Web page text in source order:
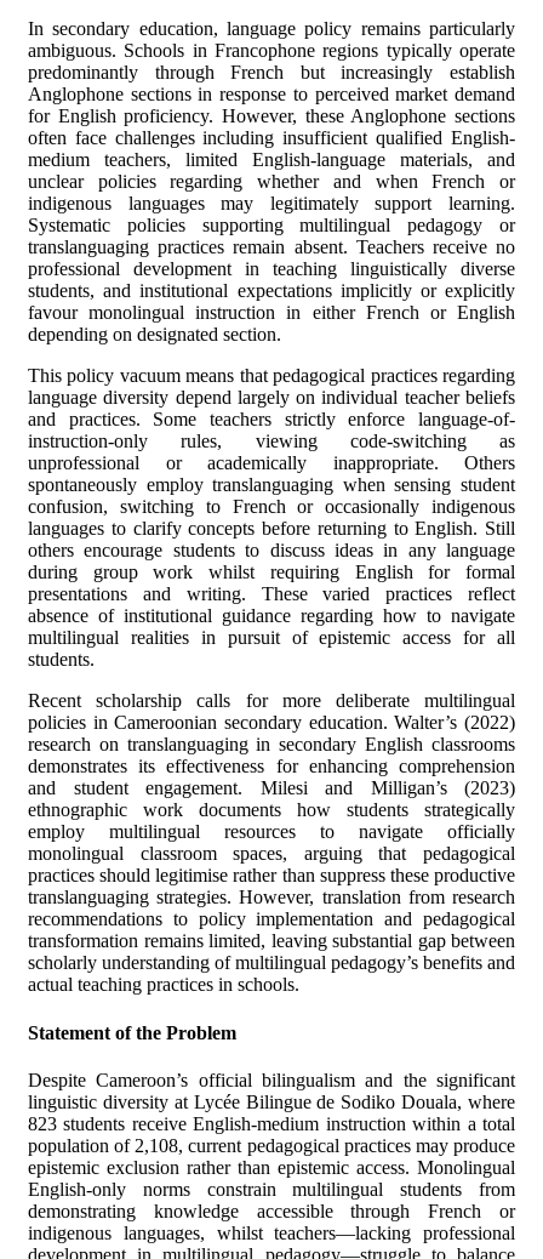
In secondary education, language policy remains particularly
ambiguous. Schools in Francophone regions typically operate
predominantly through French but increasingly establish
Anglophone sections in response to perceived market demand
for English proficiency. However, these Anglophone sections
often face challenges including insufficient qualified English-
medium teachers, limited English-language materials, and
unclear policies regarding whether and when French or
indigenous languages may legitimately support learning.
Systematic policies supporting multilingual pedagogy or
translanguaging practices remain absent. Teachers receive no
professional development in teaching linguistically diverse
students, and institutional expectations implicitly or explicitly
favour monolingual instruction in either French or English
depending on designated section.
This policy vacuum means that pedagogical practices regarding
language diversity depend largely on individual teacher beliefs
and practices. Some teachers strictly enforce language-of-
instruction-only rules, viewing code-switching as
unprofessional or academically inappropriate. Others
spontaneously employ translanguaging when sensing student
confusion, switching to French or occasionally indigenous
languages to clarify concepts before returning to English. Still
others encourage students to discuss ideas in any language
during group work whilst requiring English for formal
presentations and writing. These varied practices reflect
absence of institutional guidance regarding how to navigate
multilingual realities in pursuit of epistemic access for all
students.
Recent scholarship calls for more deliberate multilingual
policies in Cameroonian secondary education. Walter’s (2022)
research on translanguaging in secondary English classrooms
demonstrates its effectiveness for enhancing comprehension
and student engagement. Milesi and Milligan’s (2023)
ethnographic work documents how students strategically
employ multilingual resources to navigate officially
monolingual classroom spaces, arguing that pedagogical
practices should legitimise rather than suppress these productive
translanguaging strategies. However, translation from research
recommendations to policy implementation and pedagogical
transformation remains limited, leaving substantial gap between
scholarly understanding of multilingual pedagogy’s benefits and
actual teaching practices in schools.
Statement of the Problem
Despite Cameroon’s official bilingualism and the significant
linguistic diversity at Lycée Bilingue de Sodiko Douala, where
823 students receive English-medium instruction within a total
population of 2,108, current pedagogical practices may produce
epistemic exclusion rather than epistemic access. Monolingual
English-only norms constrain multilingual students from
demonstrating knowledge accessible through French or
indigenous languages, whilst teachers—lacking professional
development in multilingual pedagogy—struggle to balance